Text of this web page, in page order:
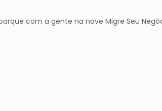
com a gente na nave Migre Seu